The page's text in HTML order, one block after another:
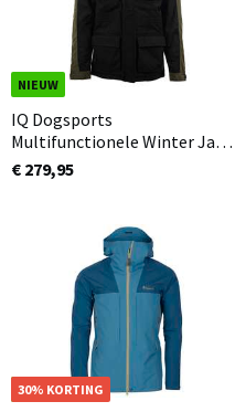
NIEUW
IQ Dogsports
Multifunctionele Winter Jas
Unisex 3.0 Olijfgroen
€ 279,95
NIEUW
30% KORTING